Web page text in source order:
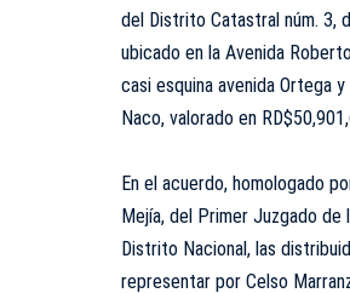
del Distrito Catastral núm. 3,
ubicado en la Avenida
casi esquina avenida Ortega
Naco, valorado en
En el acuerdo, homologado
Mejía, del Primer Juzgado de
Distrito Nacional, las
representar por Celso